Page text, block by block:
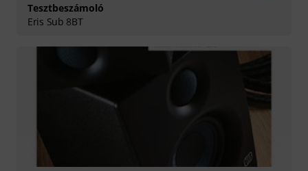
Tesztbeszámoló
Eris Sub 8BT